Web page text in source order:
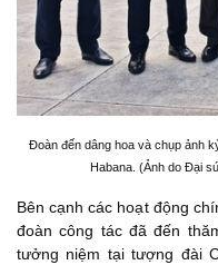
Đoàn đến dâng hoa và chụp ảnh
Habana. (Ảnh do Đại
Bên cạnh các hoạt động
đoàn công tác đã đến
tưởng niệm tại tượng đài